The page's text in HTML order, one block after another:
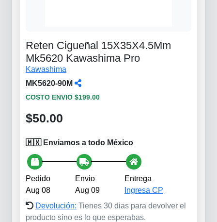
Reten Cigueñal 15X35X4.5Mm
Mk5620 Kawashima Pro
Kawashima
MK5620-90M
COSTO ENVIO $199.00
$50.00
🇲🇽 Enviamos a todo México
Pedido
Aug 08
Envio
Aug 09
Entrega
Ingresa CP
Devolución: Tienes 30 dias para devolver el
producto sino es lo que esperabas.